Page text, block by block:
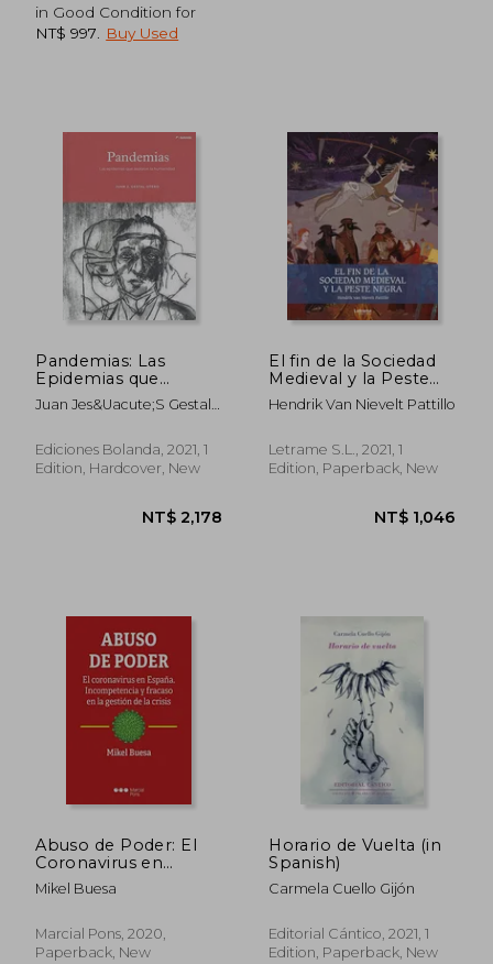
NT$ 1,160
in Good Condition for
NT$ 997
Buy Used
NT$
Pandemias: Las
Epidemias que
Asolaron la
Humanidad (in
Juan Jes&Uacute;S Gestal
Ediciones Bolanda, 2021, 1
Edition, Hardcover, New
El fin de la Sociedad
Medieval y la Peste
Negra (in Spanish)
Hendrik Van Nievelt Pattillo
Letrame S.L., 2021, 1
Edition, Paperback, New
Abuso de Poder: El
Coronavirus en
España.
Incompetencia y
de la Crisis (in
Spanish)
Mikel Buesa
Marcial Pons, 2020,
Paperback, New
Horario de Vuelta (in
Spanish)
Carmela Cuello Gijón
Editorial Cántico, 2021, 1
Edition, Paperback, New